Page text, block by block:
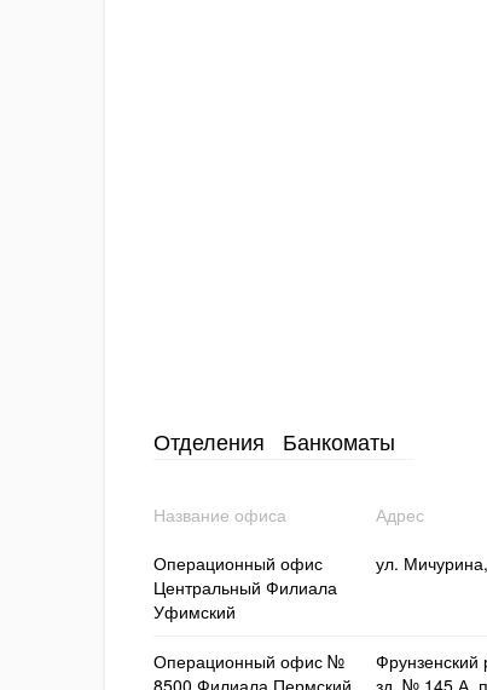
Отделения Банкоматы
Название офиса
Операционный офис
Центральный Филиала
Уфимский
Адрес
ул.
Операционный офис №
8500 Филиала Пермский
Фрунзенский
зд. № 145 А,